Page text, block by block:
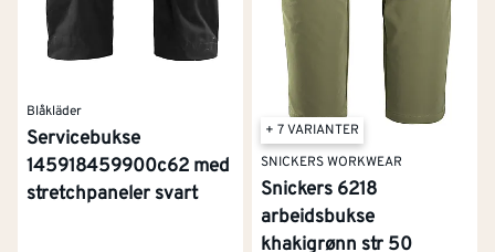
Blåkläder
Servicebukse
145918459900c62 med
stretchpaneler svart
+ 7 VARIANTER
SNICKERS WORKWEAR
Snickers 6218
arbeidsbukse
khakigrønn str 50